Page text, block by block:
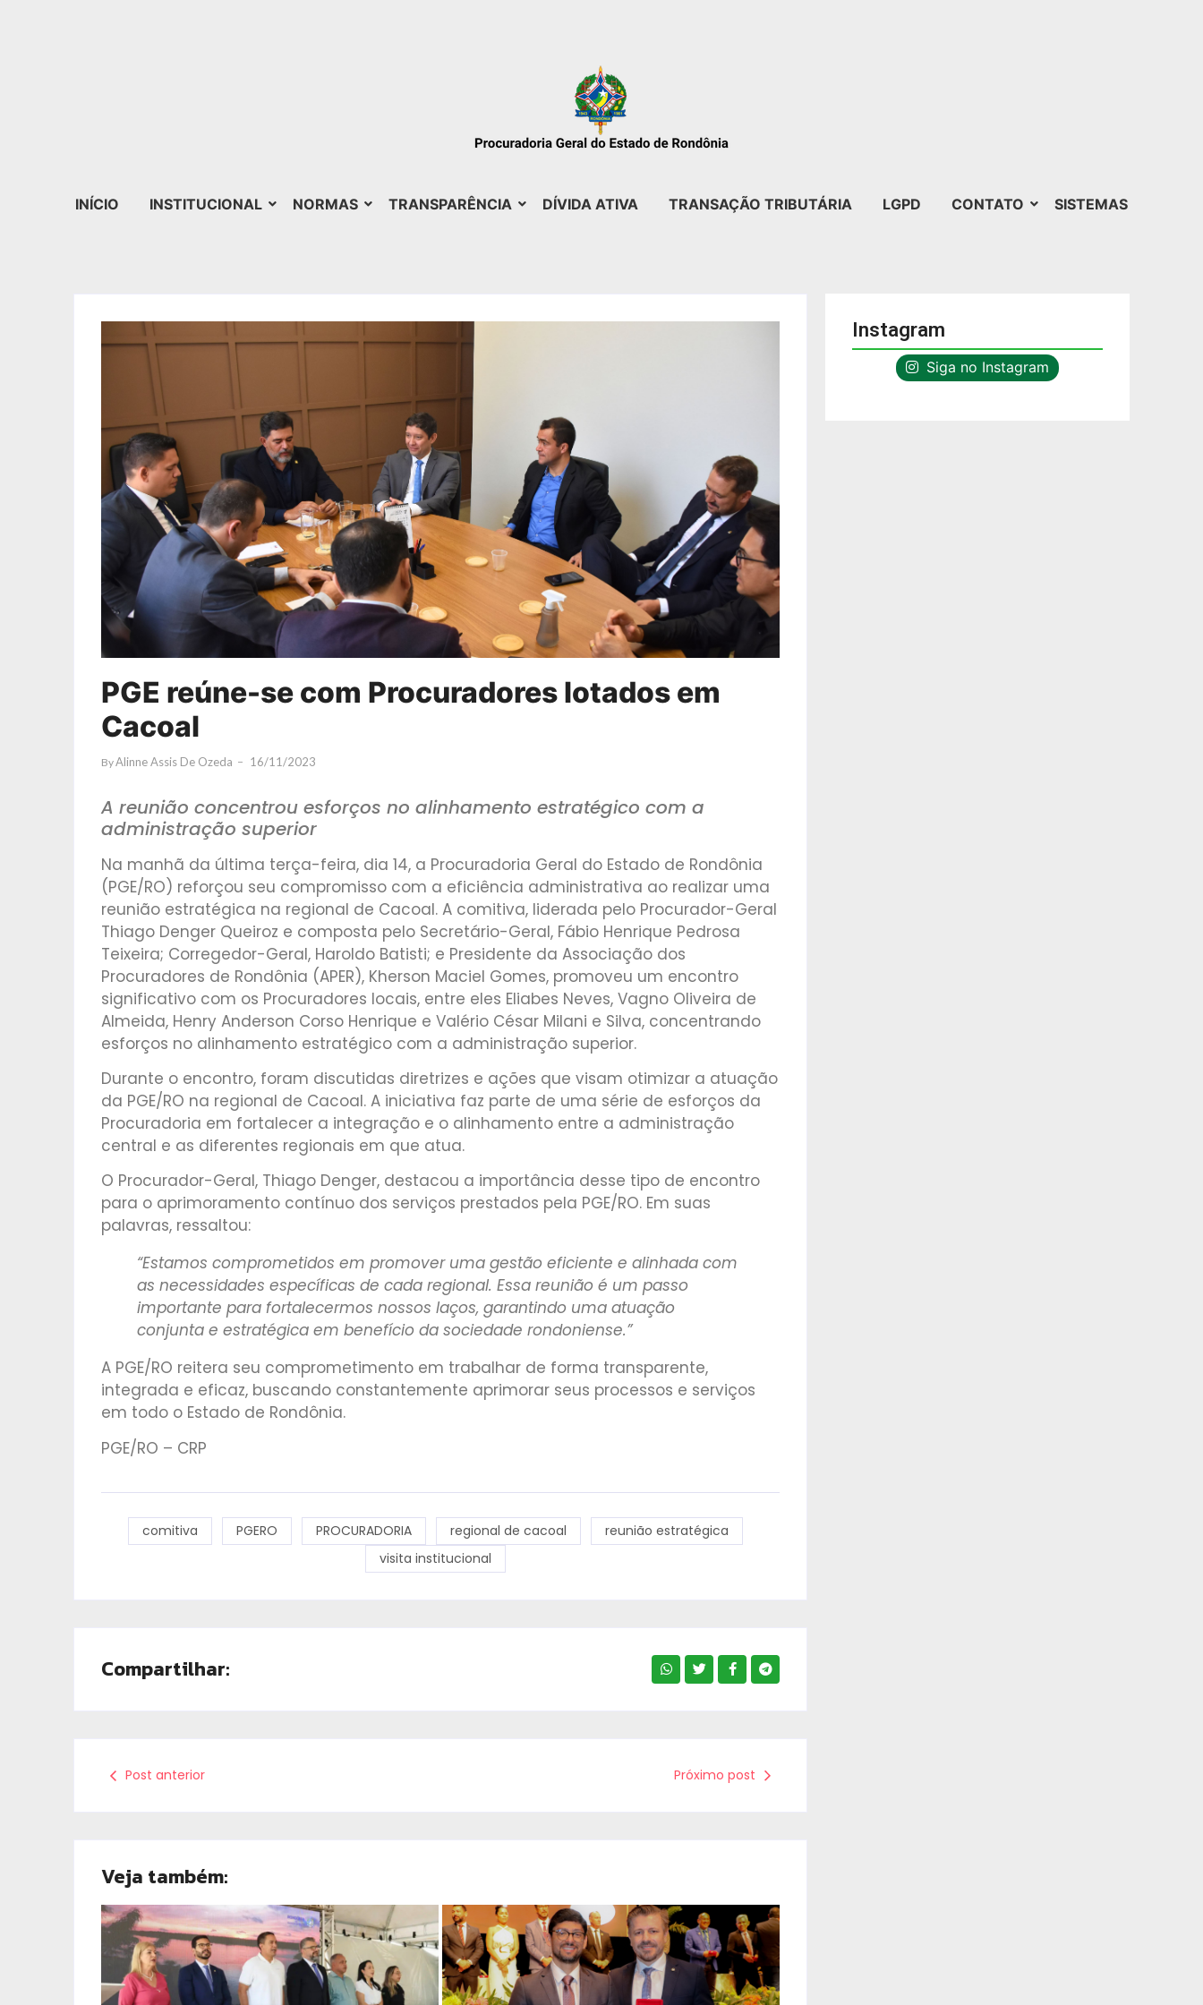
INÍCIO INSTITUCIONAL NORMAS TRANSPARÊNCIA DÍVIDA ATIVA TRANSAÇÃO TRIBUTÁRIA LGPD CONTATO SISTEMAS
PGE reúne-se com Procuradores lotados em
Cacoal
ByAlinne Assis De Ozeda 16/11/2023
A reunião concentrou esforços no alinhamento estratégico com a
administração superior
Na manhã da última terça-feira, dia 14, a Procuradoria Geral do Estado de Rondônia
(PGE/RO) reforçou seu compromisso com a eficiência administrativa ao realizar uma
reunião estratégica na regional de Cacoal. A comitiva, liderada pelo Procurador-Geral
Thiago Denger Queiroz e composta pelo Secretário-Geral, Fábio Henrique Pedrosa
Teixeira; Corregedor-Geral, Haroldo Batisti; e Presidente da Associação dos
Procuradores de Rondônia (APER), Kherson Maciel Gomes, promoveu um encontro
significativo com os Procuradores locais, entre eles Eliabes Neves, Vagno Oliveira de
Almeida, Henry Anderson Corso Henrique e Valério César Milani e Silva, concentrando
esforços no alinhamento estratégico com a administração superior.
Durante o encontro, foram discutidas diretrizes e ações que visam otimizar a atuação
da PGE/RO na regional de Cacoal. A iniciativa faz parte de uma série de esforços da
Procuradoria em fortalecer a integração e o alinhamento entre a administração
central e as diferentes regionais em que atua.
O Procurador-Geral, Thiago Denger, destacou a importância desse tipo de encontro
para o aprimoramento contínuo dos serviços prestados pela PGE/RO. Em suas
palavras, ressaltou:
“Estamos comprometidos em promover uma gestão eficiente e alinhada com
as necessidades específicas de cada regional. Essa reunião é um passo
importante para fortalecermos nossos laços, garantindo uma atuação
conjunta e estratégica em benefício da sociedade rondoniense.”
A PGE/RO reitera seu comprometimento em trabalhar de forma transparente,
integrada e eficaz, buscando constantemente aprimorar seus processos e serviços
em todo o Estado de Rondônia.
PGE/RO – CRP
comitiva PGERO PROCURADORIA regional de cacoal
reunião estratégica
visita institucional
Compartilhar:
Post anterior Próximo post
Veja também:
Instagram
Siga no Instagram